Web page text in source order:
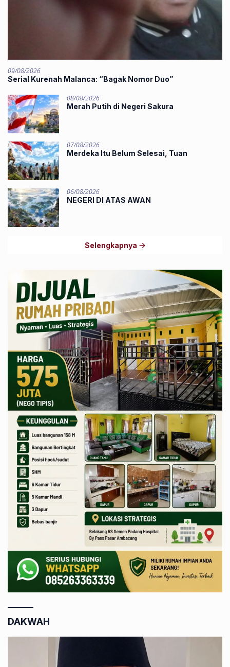
09/08/2026
‎Serial Kurenah Malanca: “Bagak Nomor Duo”
08/08/2026
Merah Putih di Negeri Sakura
07/08/2026
Merdeka Itu Belum Selesai, Tuan
06/08/2026
NEGERI DI ATAS AWAN
Selengkapnya
DAKWAH